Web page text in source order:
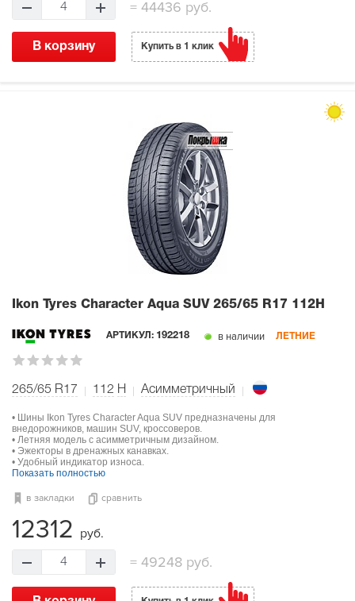
4 = 44436 руб.
В корзину Купить в 1 клик
Ikon Tyres Character Aqua SUV 265/65 R17 112H
АРТИКУЛ: 192218 в наличии ЛЕТНИЕ
265/65 R17 112 H Асимметричный
• Шины Ikon Tyres Character Aqua SUV предназначены для
внедорожников, машин SUV, кроссоверов.
• Летняя модель с асимметричным дизайном.
• Эжекторы в дренажных канавках.
• Удобный индикатор износа.
Показать полностью
в закладки сравнить
12312 руб.
4 =49248 руб.